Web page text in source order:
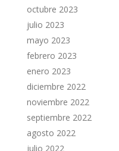
octubre 2023
julio 2023
mayo 2023
febrero 2023
enero 2023
diciembre 2022
noviembre 2022
septiembre 2022
agosto 2022
julio 2022